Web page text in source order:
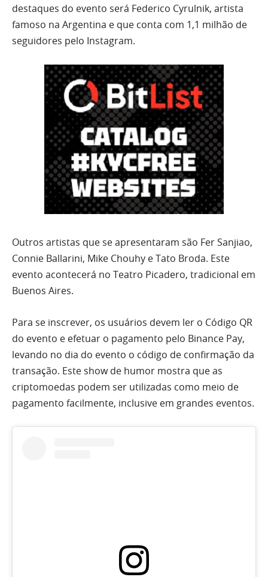
destaques do evento será Federico Cyrulnik, artista
famoso na Argentina e que conta com 1,1 milhão de
seguidores pelo Instagram.
Outros artistas que se apresentaram são Fer Sanjiao,
Connie Ballarini, Mike Chouhy e Tato Broda. Este
evento acontecerá no Teatro Picadero, tradicional em
Buenos Aires.
Para se inscrever, os usuários devem ler o Código QR
do evento e efetuar o pagamento pelo Binance Pay,
levando no dia do evento o código de confirmação da
transação. Este show de humor mostra que as
criptomoedas podem ser utilizadas como meio de
pagamento facilmente, inclusive em grandes eventos.